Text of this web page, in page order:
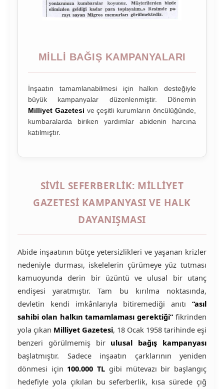
MILLI BAĞIŞ KAMPANYALARI
İnşaatın tamamlanabilmesi için halkın desteğiyle
büyük kampanyalar düzenlenmiştir. Dönemin
Milliyet Gazetesi ve çeşitli kurumların öncülüğünde,
kumbaralarda biriken yardımlar abidenin harcına
katılmıştır.
SIVIL SEFERBERLIK: MILLIYET
GAZETESI KAMPANYASI VE HALK
DAYANIŞMASI
Abide inşaatının bütçe yetersizlikleri ve yaşanan krizler
nedeniyle durması, iskelelerin çürümeye yüz tutması
kamuoyunda derin bir üzüntü ve ulusal bir utanç
endişesi yaratmıştır. Tam bu kırılma noktasında,
devletin kendi imkânlarıyla bitiremediği anıtı “asıl
sahibi olan halkın tamamlaması gerektiği”fikrinden
yola çıkan Milliyet Gazetesi, 18 Ocak 1958 tarihinde eşi
benzeri görülmemiş bir ulusal bağış kampanyası
başlatmıştır. Sadece inşaatın çarklarının yeniden
dönmesi için 100.000 TL gibi mütevazı bir başlangıç
hedefiyle yola çıkılan bu seferberlik, kısa sürede çığ